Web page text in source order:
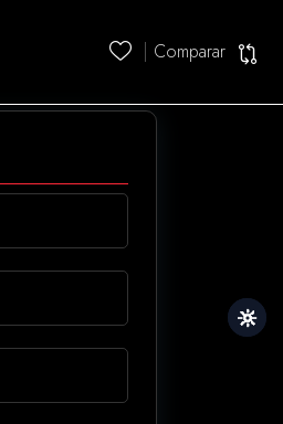
Comparar